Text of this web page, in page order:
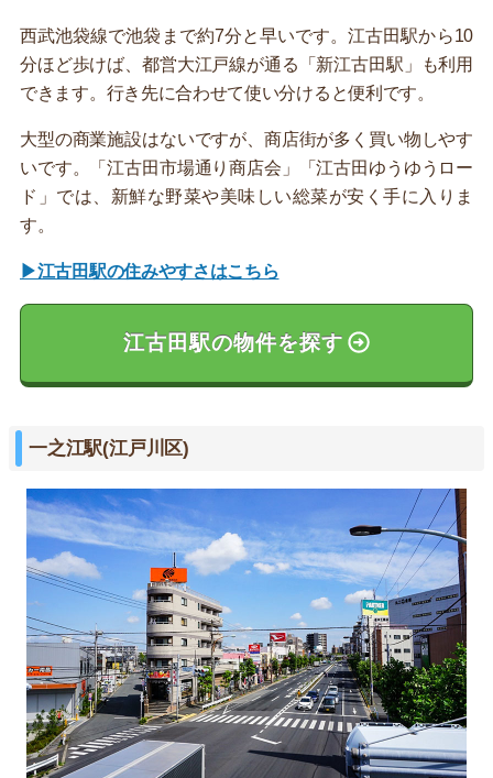
西武池袋線で池袋まで約7分と早いです。江古田駅から10
分ほど歩けば、都営大江戸線が通る「新江古田駅」も利用
できます。行き先に合わせて使い分けると便利です。
大型の商業施設はないですが、商店街が多く買い物しやす
いです。「江古田市場通り商店会」「江古田ゆうゆうロー
ド」では、新鮮な野菜や美味しい総菜が安く手に入りま
す。
▶江古田駅の住みやすさはこちら
江古田駅の物件を探す
一之江駅(江戸川区)